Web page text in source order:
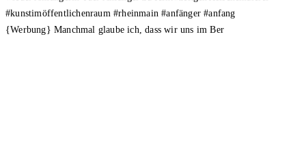
{Werbung} Manchmal glaube ich, dass wir uns im Ber